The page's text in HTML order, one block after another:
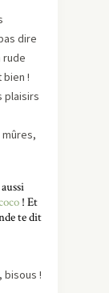
dire
rude
!
plaisirs
! Et
te dit
bisous !